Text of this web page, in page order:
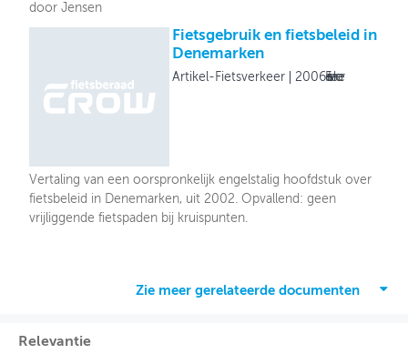
door Jensen
Fietsgebruik en fietsbeleid in
Denemarken
Artikel-Fietsverkeer 2006Fietsverkeer
Vertaling van een oorspronkelijk engelstalig hoofdstuk over
fietsbeleid in Denemarken, uit 2002. Opvallend: geen
vrijliggende fietspaden bij kruispunten.
Zie meer gerelateerde documenten
Relevantie